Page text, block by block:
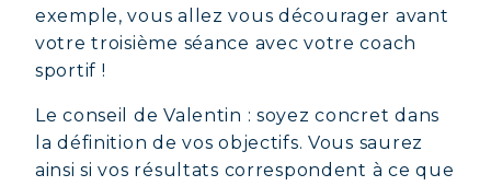
exemple, vous allez vous décourager avant
votre troisième séance avec votre coach
sportif !
Le conseil de Valentin : soyez concret dans
la définition de vos objectifs. Vous saurez
ainsi si vos résultats correspondent à ce que